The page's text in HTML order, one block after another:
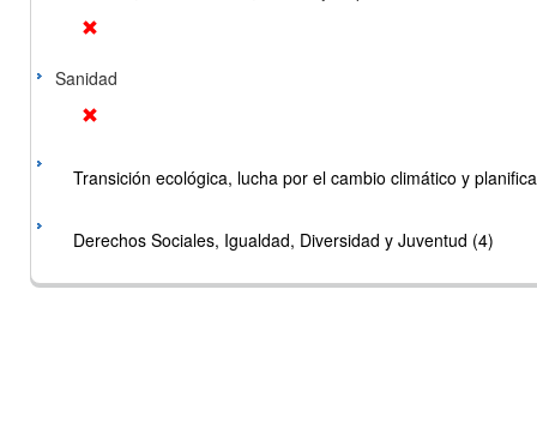
Sanidad
Transición ecológica, lucha por el cambio climático y
Derechos Sociales, Igualdad, Diversidad y Juventud (4)